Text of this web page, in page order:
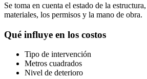
Se toma en cuenta el estado de la
materiales, los permisos y la mano de obra.
Qué influye en los costos
Tipo de intervención
Metros cuadrados
Nivel de deterioro